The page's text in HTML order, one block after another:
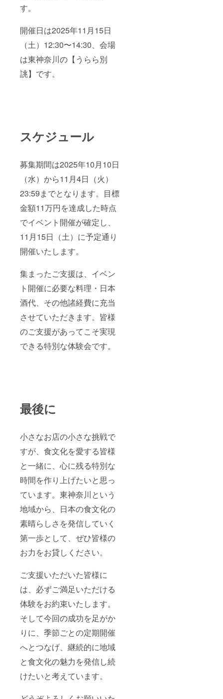
す。
開催日は2025年11月15日
（土）12:30〜14:30、会場
は東神奈川の【うらら別
誂】です。
スケジュール
募集期間は2025年10月10日
（水）から11月4日（火）
23:59までとなります。目標
金額11万円を達成した時点
でイベント開催が確定し、
11月15日（土）に予定通り
開催いたします。
集まったご支援は、イベン
ト開催に必要な料理・日本
酒代、その他諸経費に充当
させていただきます。皆様
のご支援があってこそ実現
できる特別な体験会です。
最後に
小さなお店の小さな挑戦で
すが、食文化を愛する皆様
と一緒に、心に残る特別な
時間を作り上げたいと思っ
ています。東神奈川という
地域から、日本の食文化の
素晴らしさを発信していく
第一歩として、ぜひ皆様の
お力をお貸しください。
ご支援いただいた皆様に
は、必ずご満足いただける
体験をお約束いたします。
そして今回の成功を足がか
りに、季節ごとの定期開催
へとつなげ、継続的に地域
と食文化の魅力を発信し続
けたいと考えています。